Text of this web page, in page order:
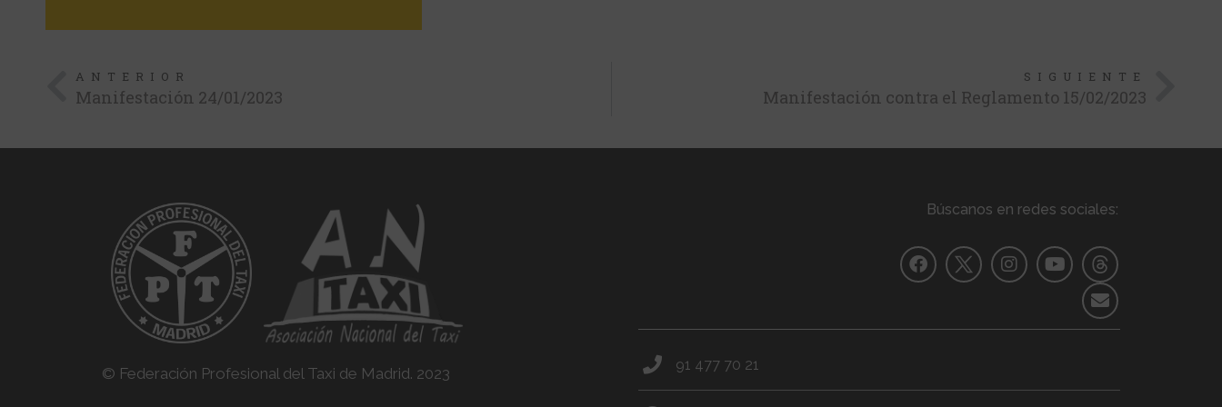
ANTERIOR
Manifestación 24/01/2023
SIGUIENTE
Manifestación contra el Reglamento 15/02/2023
© Federación Profesional del Taxi de Madrid. 2023
Búscanos en redes sociales:
91 477 70 21